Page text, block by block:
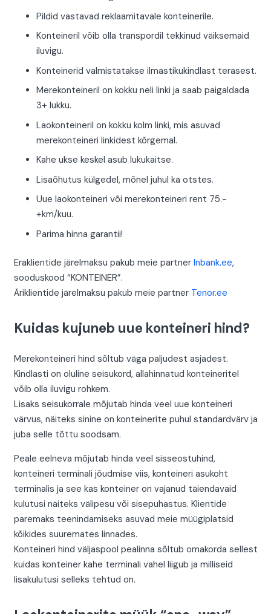
Pildid vastavad reklaamitavale konteinerile.
Konteineril võib olla transpordil tekkinud väiksemaid
iluvigu.
Konteinerid valmistatakse ilmastikukindlast terasest.
Merekonteineril on kokku neli linki ja saab paigaldada
3+ lukku.
Laokonteineril on kokku kolm linki, mis asuvad
merekonteineri linkidest kõrgemal.
Kahe ukse keskel asub lukukaitse.
Lisaõhutus külgedel, mõnel juhul ka otstes.
Uue laokonteineri või merekonteineri rent 75.-
+km/kuu.
Parima hinna garantii!
Eraklientide järelmaksu pakub meie partner Inbank.ee,
sooduskood “KONTEINER”.
Äriklientide järelmaksu pakub meie partner Tenor.ee
Kuidas kujuneb uue konteineri hind?
Merekonteineri hind sõltub väga paljudest asjadest.
Kindlasti on oluline seisukord, allahinnatud konteineritel
võib olla iluvigu rohkem.
Lisaks seisukorrale mõjutab hinda veel uue konteineri
värvus, näiteks sinine on konteinerite puhul standardvärv ja
juba selle tõttu soodsam.
Peale eelneva mõjutab hinda veel sisseostuhind,
konteineri terminali jõudmise viis, konteineri asukoht
terminalis ja see kas konteiner on vajanud täiendavaid
kulutusi näiteks välipesu või sisepuhastus. Klientide
paremaks teenindamiseks asuvad meie müügiplatsid
kõikides suuremates linnades.
Konteineri hind väljaspool pealinna sõltub omakorda sellest
kuidas konteiner kahe terminali vahel liigub ja milliseid
lisakulutusi selleks tehtud on.